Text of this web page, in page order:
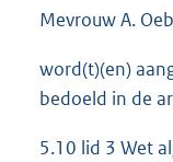
Mevrouw A.
word(t)(en)
bedoeld in de
5.10 lid 3 Wet